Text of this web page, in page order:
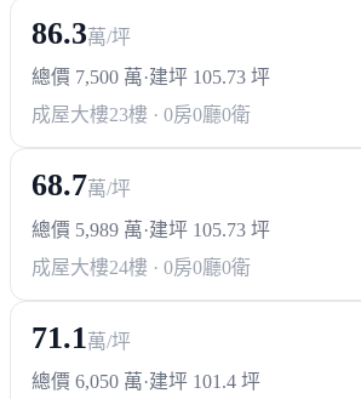
86.3萬/坪
總價 7,500 萬·建坪 105.73 坪
成屋大樓23樓 · 0房0廳0衛
68.7萬/坪
總價 5,989 萬·建坪 105.73 坪
成屋大樓24樓 · 0房0廳0衛
71.1萬/坪
總價 6,050 萬·建坪 101.4 坪